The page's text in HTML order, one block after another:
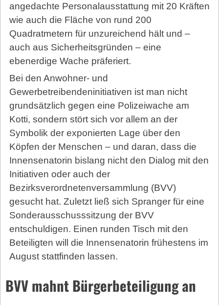
angedachte Personalausstattung mit 20 Kräften
wie auch die Fläche von rund 200
Quadratmetern für unzureichend hält und –
auch aus Sicherheitsgründen – eine
ebenerdige Wache präferiert.
Bei den Anwohner- und
Gewerbetreibendeninitiativen ist man nicht
grundsätzlich gegen eine Polizeiwache am
Kotti, sondern stört sich vor allem an der
Symbolik der exponierten Lage über den
Köpfen der Menschen – und daran, dass die
Innensenatorin bislang nicht den Dialog mit den
Initiativen oder auch der
Bezirksverordnetenversammlung (BVV)
gesucht hat. Zuletzt ließ sich Spranger für eine
Sonderausschusssitzung der BVV
entschuldigen. Einen runden Tisch mit den
Beteiligten will die Innensenatorin frühestens im
August stattfinden lassen.
BVV mahnt Bürgerbeteiligung an